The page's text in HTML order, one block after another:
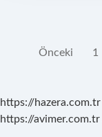
YAZI
Önceki 1
https://hazera.com.tr
https://avimer.com.tr